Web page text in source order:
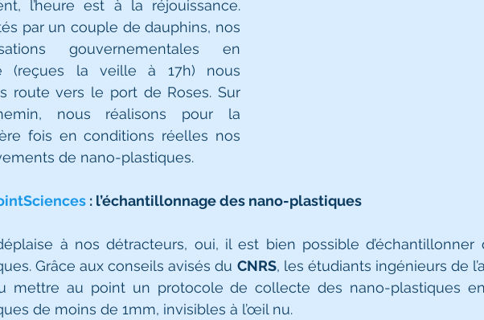
l’heure est à la réjouissance.
par un couple de dauphins, nos
gouvernementales en
(reçues la veille à 17h) nous
route vers le port de Roses. Sur
nous réalisons pour la
fois en conditions réelles nos
de nano-plastiques.
: l’échantillonnage des nano-plastiques
à nos détracteurs, oui, il est bien possible d’échantillonner
Grâce aux conseils avisés du CNRS, les étudiants ingénieurs de
mettre au point un protocole de collecte des nano-plastiques
de moins de 1mm, invisibles à l’œil nu.